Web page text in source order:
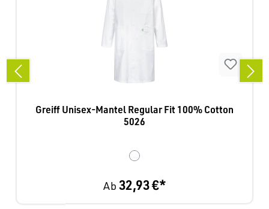
Greiff Unisex-Mantel Regular Fit 100% Cotton
5026
Ab 32,93 €*